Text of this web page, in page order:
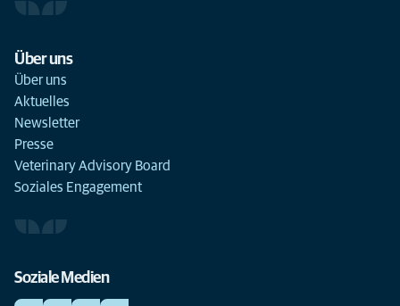
Über uns
Über uns
Aktuelles
Newsletter
Presse
Veterinary Advisory Board
Soziales Engagement
Soziale Medien